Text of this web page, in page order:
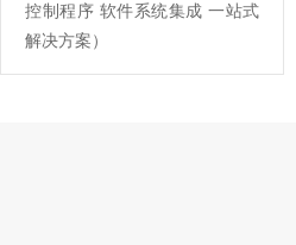
控制程序 软件系统集成 一站式
解决方案）